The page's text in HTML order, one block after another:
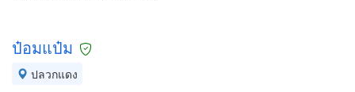
ป๋อมแป๋ม
ปลวกแดง